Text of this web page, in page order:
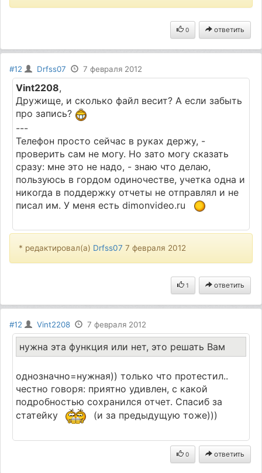
0 ответить
#12 Drfss07 7 февраля 2012
Vint2208,
Дружище, и сколько файл весит? А если забыть
про запись?
---
Телефон просто сейчас в руках держу, -
проверить сам не могу. Но зато могу сказать
сразу: мне это не надо, - знаю что делаю,
пользуюсь в гордом одиночестве, учетка одна и
никогда в поддержку отчеты не отправлял и не
писал им. У меня есть dimonvideo.ru
* редактировал(а) Drfss07 7 февраля 2012
1 ответить
#12 Vint2208 7 февраля 2012
нужна эта функция или нет, это решать Вам
однозначно=нужная)) только что протестил..
честно говоря: приятно удивлен, с какой
подробностью сохранился отчет. Спасиб за
статейку
(и за предыдущую тоже)))
0 ответить